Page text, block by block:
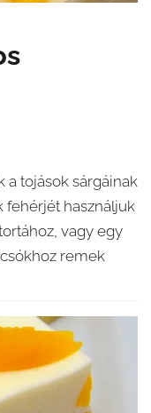
a tojások sárgáinak
fehérjét használjuk
vagy egy
remek